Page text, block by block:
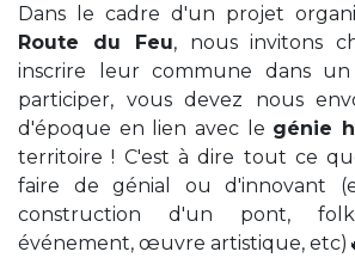
Dans le cadre d'un projet
Route du Feu, nous invitons
inscrire leur commune dans
participer, vous devez nous
d'époque en lien avec le génie
territoire ! C'est à dire tout ce
faire de génial ou d'innovant
construction d'un pont,
événement, œuvre artistique,